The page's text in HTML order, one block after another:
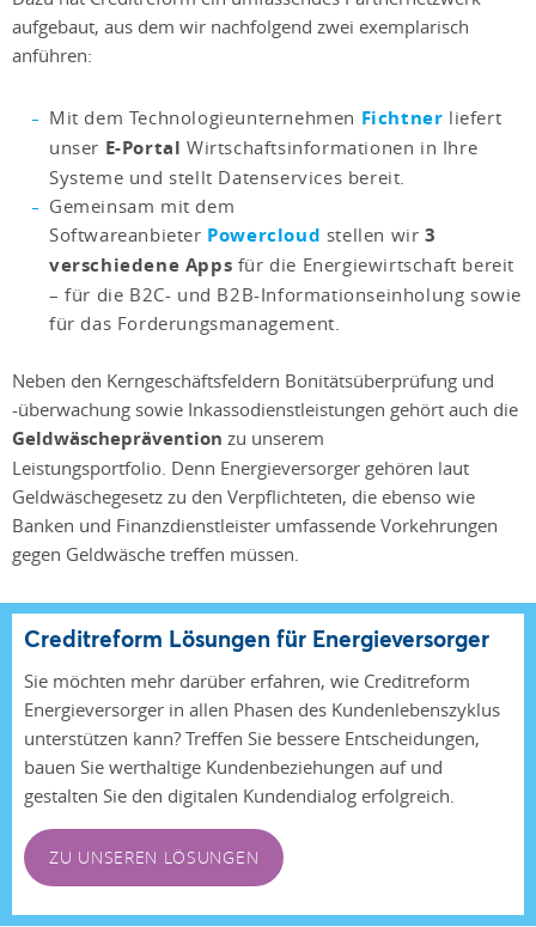
aufgebaut, aus dem wir nachfolgend zwei exemplarisch
anführen:
Mit dem Technologieunternehmen Fichtner liefert
unser E-Portal Wirtschaftsinformationen in Ihre
Systeme und stellt Datenservices bereit.
Gemeinsam mit dem
Softwareanbieter Powercloud stellen wir3
verschiedene Apps für die Energiewirtschaft bereit
– für die B2C- und B2B-Informationseinholung sowie
für das Forderungsmanagement.
Neben den Kerngeschäftsfeldern Bonitätsüberprüfung und
-überwachung sowie Inkassodienstleistungen gehört auch die
Geldwäscheprävention zu unserem
Leistungsportfolio. Denn Energieversorger gehören laut
Geldwäschegesetz zu den Verpflichteten, die ebenso wie
Banken und Finanzdienstleister umfassende Vorkehrungen
gegen Geldwäsche treffen müssen.
Creditreform Lösungen für Energieversorger
Sie möchten mehr darüber erfahren, wie Creditreform
Energieversorger in allen Phasen des Kundenlebenszyklus
unterstützen kann? Treffen Sie bessere Entscheidungen,
bauen Sie werthaltige Kundenbeziehungen auf und
gestalten Sie den digitalen Kundendialog erfolgreich.
ZU UNSEREN LÖSUNGEN